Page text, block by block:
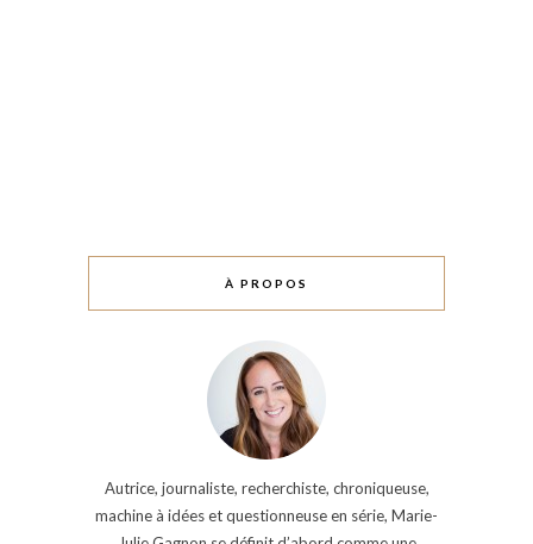
À PROPOS
Autrice, journaliste, recherchiste, chroniqueuse,
machine à idées et questionneuse en série, Marie-